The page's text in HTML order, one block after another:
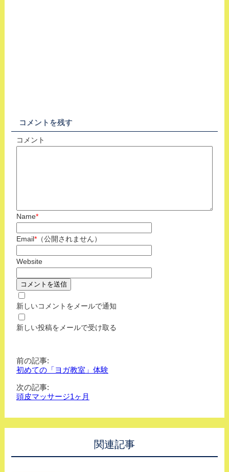
コメントを残す
コメント
Name*
Email*（公開されません）
Website
新しいコメントをメールで通知
新しい投稿をメールで受け取る
前の記事:
初めての「ヨガ教室」体験
次の記事:
頭皮マッサージ1ヶ月
関連記事